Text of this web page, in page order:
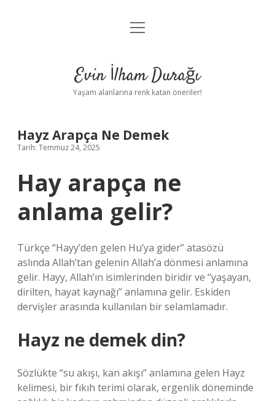
Anasayfa
Yasal Uyarı
menüyü
Evin İlham Durağı
Yaşam alanlarına renk katan öneriler!
Hayz Arapça Ne Demek
Tarih: Temmuz 24, 2025
Hay arapça ne
anlama gelir?
Türkçe “Hayy’den gelen Hu’ya gider” atasözü
aslında Allah’tan gelenin Allah’a dönmesi anlamına
gelir. Hayy, Allah’ın isimlerinden biridir ve “yaşayan,
dirilten, hayat kaynağı” anlamına gelir. Eskiden
dervişler arasında kullanılan bir selamlamadır.
Hayz ne demek din?
Sözlükte “su akışı, kan akışı” anlamına gelen Hayz
kelimesi, bir fıkıh terimi olarak, ergenlik döneminde